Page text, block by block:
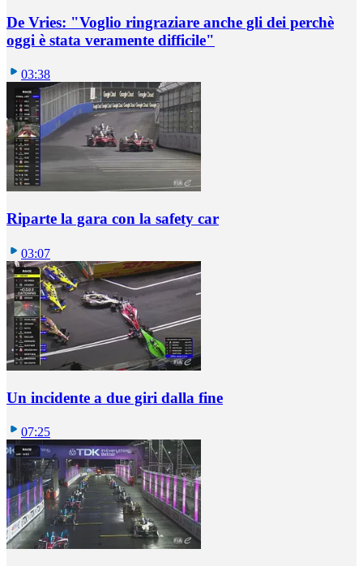
De Vries: "Voglio ringraziare anche gli dei perchè
oggi è stata veramente difficile"
03:38
Riparte la gara con la safety car
03:07
Un incidente a due giri dalla fine
07:25